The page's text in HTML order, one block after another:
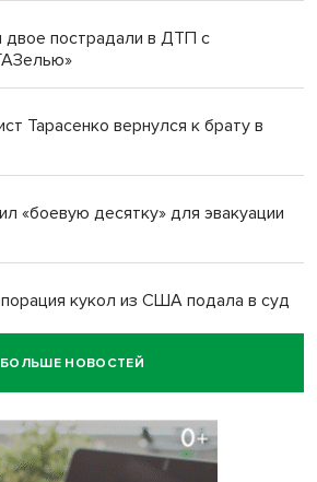
пострадали в ДТП с
Тарасенко вернулся к брату в
«боевую десятку» для эвакуации
кукол из США подала в суд
БОЛЬШЕ НОВОСТЕЙ